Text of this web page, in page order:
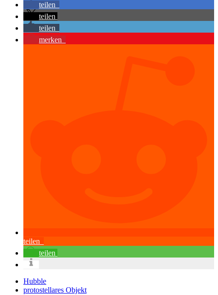
teilen
teilen
teilen
merken
teilen
teilen
Hubble
protostellares Objekt